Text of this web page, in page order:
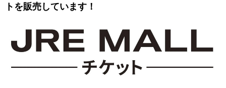
トを販売しています！